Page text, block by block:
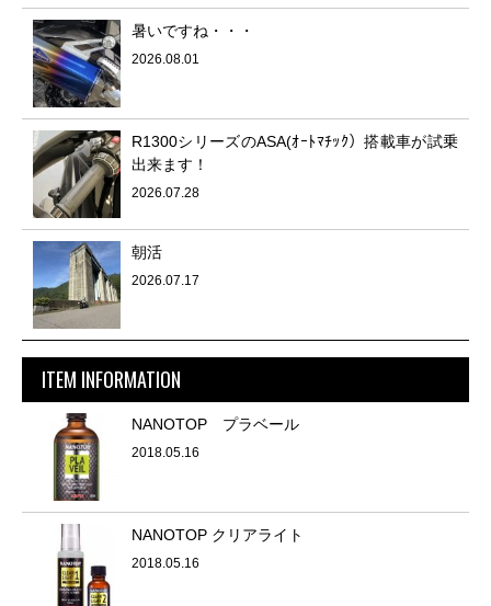
暑いですね・・・
2026.08.01
R1300シリーズのASA(ｵｰﾄﾏﾁｯｸ）搭載車が試乗
出来ます！
2026.07.28
朝活
2026.07.17
ITEM INFORMATION
NANOTOP プラベール
2018.05.16
NANOTOP クリアライト
2018.05.16